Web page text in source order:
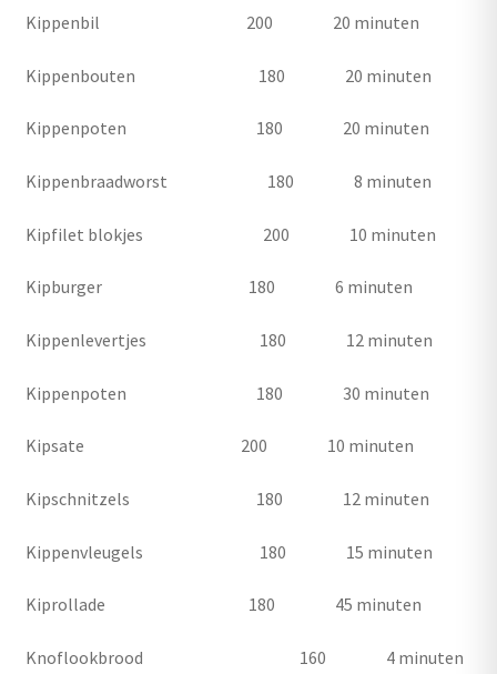
Kippenbil 200 20 minuten
Kippenbouten 180 20 minuten
Kippenpoten 180 20 minuten
Kippenbraadworst 180 8 minuten
Kipfilet blokjes 200 10 minuten
Kipburger 180 6 minuten
Kippenlevertjes 180 12 minuten
Kippenpoten 180 30 minuten
Kipsate 200 10 minuten
Kipschnitzels 180 12 minuten
Kippenvleugels 180 15 minuten
Kiprollade 180 45 minuten
Knoflookbrood 160 4 minuten